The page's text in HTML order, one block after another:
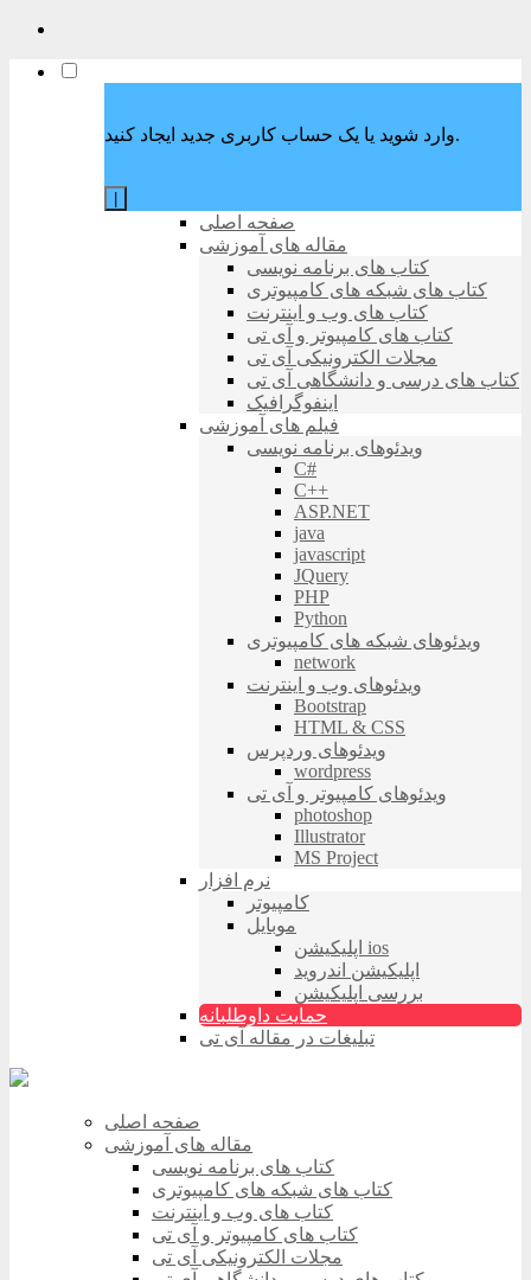
وارد شوید یا یک حساب کاربری جدید ایجاد کنید.
صفحه اصلی
مقاله های آموزشی
کتاب های برنامه نویسی
کتاب های شبکه های کامپیوتری
کتاب های وب و اینترنت
کتاب های کامپیوتر و آی تی
مجلات الکترونیکی آی تی
کتاب های درسی و دانشگاهی آی تی
اینفوگرافیک
فیلم های آموزشی
ویدئوهای برنامه نویسی
C#
C++
ASP.NET
java
javascript
JQuery
PHP
Python
ویدئوهای شبکه های کامپیوتری
network
ویدئوهای وب و اینترنت
Bootstrap
HTML & CSS
ویدئوهای وردپرس
wordpress
ویدئوهای کامپیوتر و آی تی
photoshop
Illustrator
MS Project
نرم افزار
کامپیوتر
موبایل
اپلیکیشن ios
اپلیکیشن اندروید
بررسی اپلیکیشن
حمایت داوطلبانه
تبلیغات در مقاله آی تی
صفحه اصلی
مقاله های آموزشی
کتاب های برنامه نویسی
کتاب های شبکه های کامپیوتری
کتاب های وب و اینترنت
کتاب های کامپیوتر و آی تی
مجلات الکترونیکی آی تی